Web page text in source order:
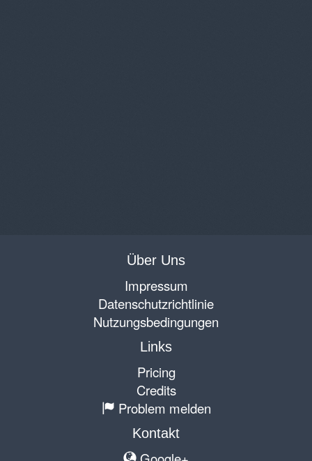
Über Uns
Impressum
Datenschutzrichtlinie
Nutzungsbedingungen
Links
Pricing
Credits
Problem melden
Kontakt